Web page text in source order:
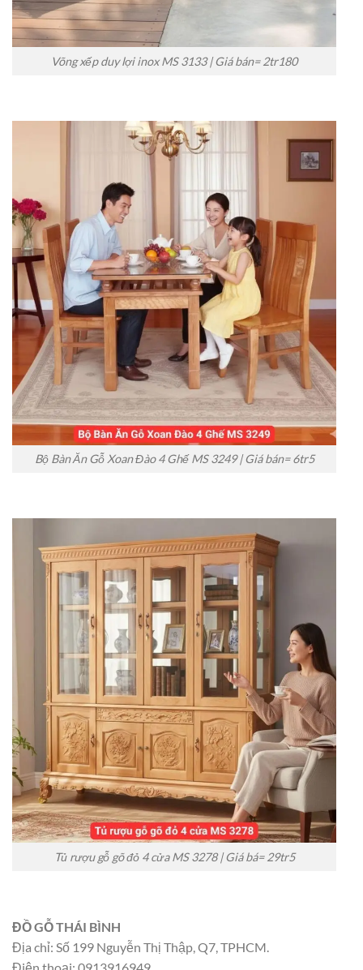
Võng xếp duy lợi inox MS 3133 | Giá bán= 2tr180
Bộ Bàn Ăn Gỗ Xoan Đào 4 Ghế MS 3249 | Giá bán= 6tr5
Tủ rượu gỗ gõ đỏ 4 cửa MS 3278 | Giá bá= 29tr5
ĐỒ GỖ THÁI BÌNH
Địa chỉ: Số 199 Nguyễn Thị Thập, Q7, TPHCM.
Điện thoại: 0913916949